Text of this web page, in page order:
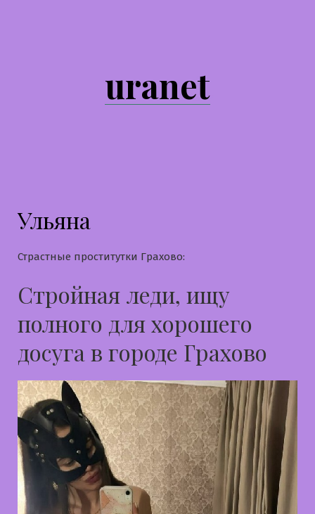
uranet
Ульяна
Страстные проститутки Грахово:
Стройная леди, ищу
полного для хорошего
досуга в городе Грахово